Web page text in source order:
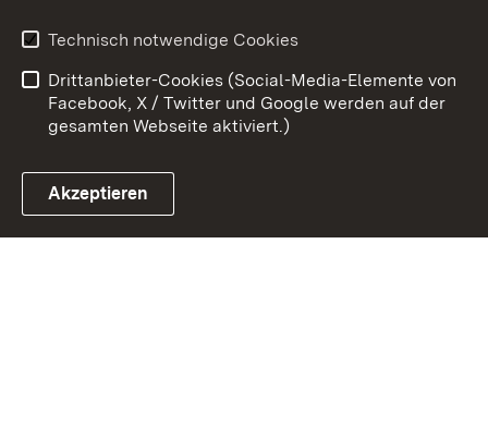
Link zum Landesportal
Barrierefreiheit
Impressum Cookies
Technisch notwendige Cookies
Drittanbieter-Cookies (Social-Media-Elemente von
Facebook, X / Twitter und Google werden auf der
gesamten Webseite aktiviert.)
Akzeptieren